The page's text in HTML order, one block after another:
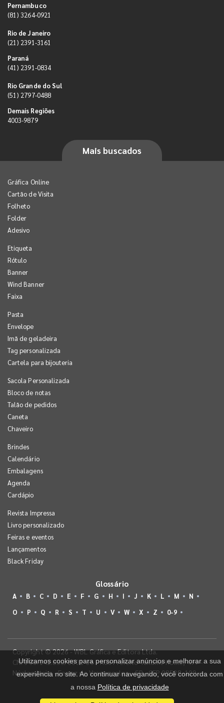
Pernambuco
(81) 3264-0921
Rio de Janeiro
(21) 2391-3161
Paraná
(41) 2391-0834
Rio Grande do Sul
(51) 2797-0488
Demais Regiões
4003-9879
Mais buscados
Gráfica Online
Cartão de Visita
Folheto
Folder
Adesivo
Etiqueta
Rótulo
Banner
Wind Banner
Faixa
Pasta
Envelope
Imã de geladeira
Tag personalizada
Cartela para bijouteria
Sacola Personalizada
Bloco de notas
Talão de pedidos
Caneta
Chaveiro
Brindes
Calendário
Embalagens
Agenda
Cardápio
Revista Impressa
Livro personalizado
Feiras e eventos
Lançamentos
Black Friday
Glossário
A B C D E F G H I J K L M
N
O
P Q R S T U V W X Z 0-9
Copyright © 2026 - WBL Gráfica e Editora Ltda.
CNPJ 08.142.850/0001-36 - Rua Prefeito Takume Koike, 499 -
Núcleo Itaim - Ferraz de Vasconcelos - SP - CEP 08538-100
Utilizamos cookies para personalizar anúncios e melhorar a sua
experiência no site. Ao continuar navegando, você concorda com
a nossa Política de privacidade